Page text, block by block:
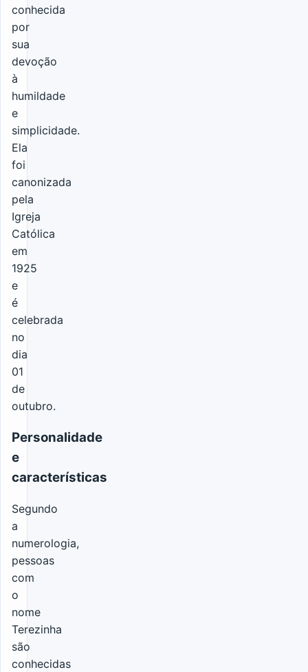
conhecida
por
sua
devoção
à
humildade
e
simplicidade.
Ela
foi
canonizada
pela
Igreja
Católica
em
1925
e
é
celebrada
no
dia
01
de
outubro.
Personalidade
e
características
Segundo
a
numerologia,
pessoas
com
o
nome
Terezinha
são
conhecidas